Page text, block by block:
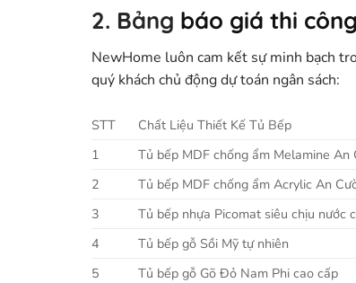
2. Bảng báo giá thi
NewHome luôn cam kết sự minh bạch
quý khách chủ động dự toán ngân sách:
STT Chất Liệu Thiết Kế Tủ Bếp
1
Tủ bếp MDF chống ẩm Melamine An
2
Tủ bếp MDF chống ẩm Acrylic An
3
Tủ bếp nhựa Picomat siêu chịu nước
4
Tủ bếp gỗ Sồi Mỹ tự nhiên
5
Tủ bếp gỗ Gõ Đỏ Nam Phi cao cấp